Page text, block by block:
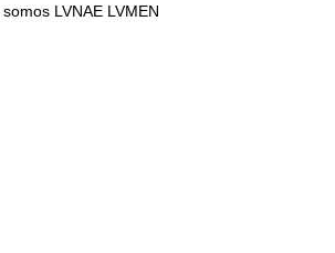
LVNAE LVMEN